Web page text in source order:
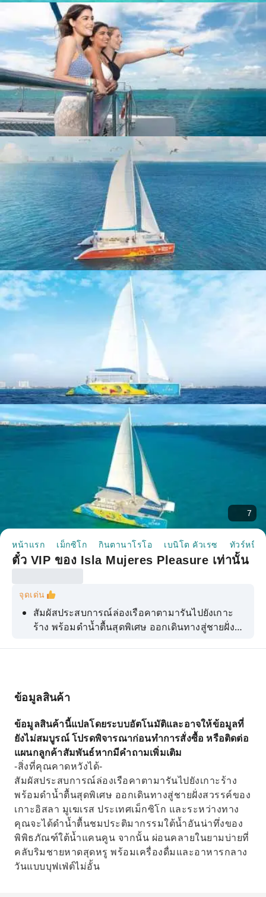
7
หน้าแรก เม็กซิโก กินตานาโรโอ เบนิโต คัวเรซ ทัวร์หนึ่ง
ตั๋ว VIP ของ Isla Mujeres Pleasure เท่านั้น
จุดเด่น
สัมผัสประสบการณ์ล่องเรือคาตามารันไปยังเกาะ
ร้าง พร้อมดำน้ำตื้นสุดพิเศษ ออกเดินทางสู่ชายฝั่ง
เครื่องดื่มและอาหารกลางวันแบบบุฟเฟ่ต์ไม่อั้น
ข้อมูลสินค้า
ข้อมูลสินค้านี้แปลโดยระบบอัตโนมัติและอาจให้ข้อมูลที่
ยังไม่สมบูรณ์ โปรดพิจารณาก่อนทำการสั่งซื้อ หรือติดต่อ
แผนกลูกค้าสัมพันธ์หากมีคำถามเพิ่มเติม
-สิ่งที่คุณคาดหวังได้-
สัมผัสประสบการณ์ล่องเรือคาตามารันไปยังเกาะร้าง
พร้อมดำน้ำตื้นสุดพิเศษ ออกเดินทางสู่ชายฝั่งสวรรค์ของ
เกาะอิสลา มูเฆเรส ประเทศเม็กซิโก และระหว่างทาง
คุณจะได้ดำน้ำตื้นชมประติมากรรมใต้น้ำอันน่าทึ่งของ
พิพิธภัณฑ์ใต้น้ำแคนคูน จากนั้น ผ่อนคลายในยามบ่ายที่
คลับริมชายหาดสุดหรู พร้อมเครื่องดื่มและอาหารกลาง
วันแบบบุฟเฟ่ต์ไม่อั้น